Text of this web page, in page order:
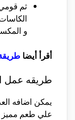
ثم
و
أقرأ أيضا
طريقه عمل
يمكن اضافه
علي طعم